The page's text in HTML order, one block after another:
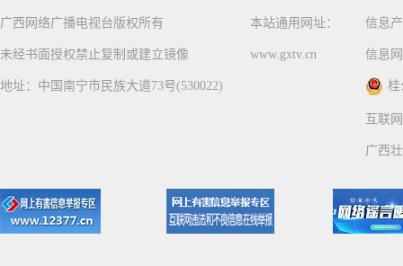
广西网络广播电视台版权所有
未经书面授权禁止复制或建立镜像
地址：中国南宁市民族大道73号(530022)
本站通用网址：
www.gxtv.cn
信息
信息
桂
互联
广西